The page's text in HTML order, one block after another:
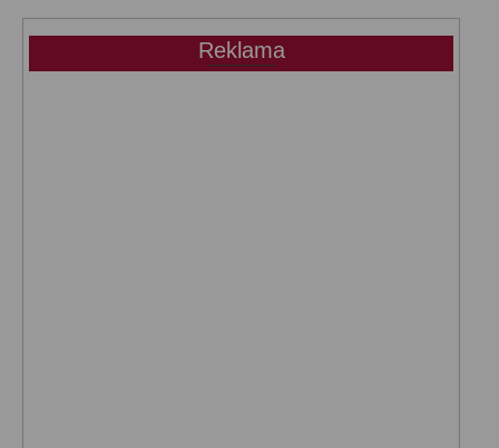
Reklama